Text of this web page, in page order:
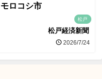
モロコシ市
松戸
松戸経済新聞
2026/7/24